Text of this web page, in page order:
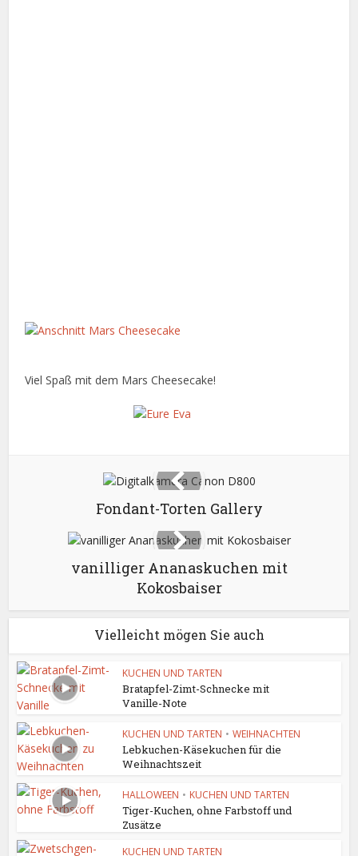
Viel Spaß mit dem Mars Cheesecake!
Fondant-Torten Gallery
vanilliger Ananaskuchen mit
Kokosbaiser
Vielleicht mögen Sie auch
KUCHEN UND TARTEN
Bratapfel-Zimt-Schnecke mit
Vanille-Note
KUCHEN UND TARTEN • WEIHNACHTEN
Lebkuchen-Käsekuchen für die
Weihnachtszeit
HALLOWEEN • KUCHEN UND TARTEN
Tiger-Kuchen, ohne Farbstoff und
Zusätze
KUCHEN UND TARTEN